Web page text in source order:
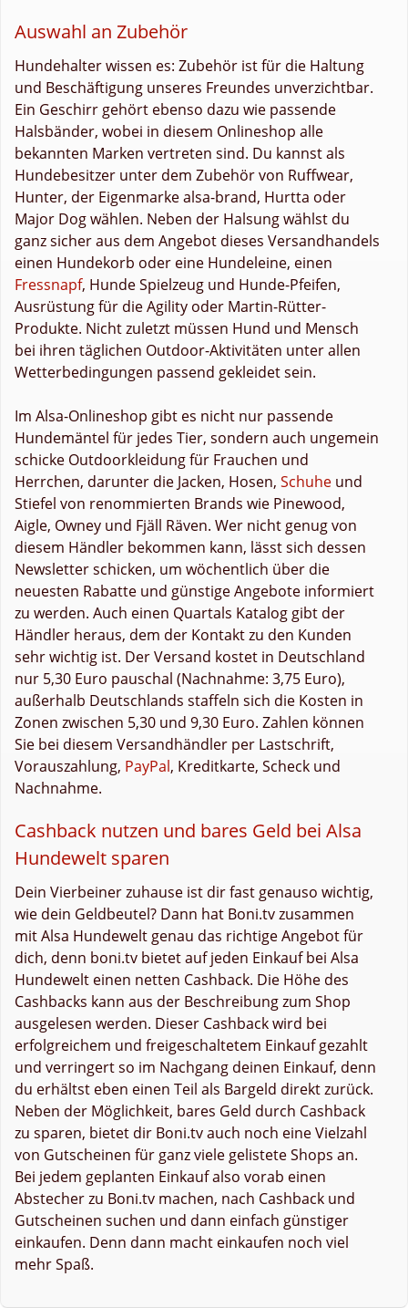
Auswahl an Zubehör
Hundehalter wissen es: Zubehör ist für die Haltung
und Beschäftigung unseres Freundes unverzichtbar.
Ein Geschirr gehört ebenso dazu wie passende
Halsbänder, wobei in diesem Onlineshop alle
bekannten Marken vertreten sind. Du kannst als
Hundebesitzer unter dem Zubehör von Ruffwear,
Hunter, der Eigenmarke alsa-brand, Hurtta oder
Major Dog wählen. Neben der Halsung wählst du
ganz sicher aus dem Angebot dieses Versandhandels
einen Hundekorb oder eine Hundeleine, einen
Fressnapf, Hunde Spielzeug und Hunde-Pfeifen,
Ausrüstung für die Agility oder Martin-Rütter-
Produkte. Nicht zuletzt müssen Hund und Mensch
bei ihren täglichen Outdoor-Aktivitäten unter allen
Wetterbedingungen passend gekleidet sein.
Im Alsa-Onlineshop gibt es nicht nur passende
Hundemäntel für jedes Tier, sondern auch ungemein
schicke Outdoorkleidung für Frauchen und
Herrchen, darunter die Jacken, Hosen, Schuhe und
Stiefel von renommierten Brands wie Pinewood,
Aigle, Owney und Fjäll Räven. Wer nicht genug von
diesem Händler bekommen kann, lässt sich dessen
Newsletter schicken, um wöchentlich über die
neuesten Rabatte und günstige Angebote informiert
zu werden. Auch einen Quartals Katalog gibt der
Händler heraus, dem der Kontakt zu den Kunden
sehr wichtig ist. Der Versand kostet in Deutschland
nur 5,30 Euro pauschal (Nachnahme: 3,75 Euro),
außerhalb Deutschlands staffeln sich die Kosten in
Zonen zwischen 5,30 und 9,30 Euro. Zahlen können
Sie bei diesem Versandhändler per Lastschrift,
Vorauszahlung, PayPal, Kreditkarte, Scheck und
Nachnahme.
Cashback nutzen und bares Geld bei Alsa
Hundewelt sparen
Dein Vierbeiner zuhause ist dir fast genauso wichtig,
wie dein Geldbeutel? Dann hat Boni.tv zusammen
mit Alsa Hundewelt genau das richtige Angebot für
dich, denn boni.tv bietet auf jeden Einkauf bei Alsa
Hundewelt einen netten Cashback. Die Höhe des
Cashbacks kann aus der Beschreibung zum Shop
ausgelesen werden. Dieser Cashback wird bei
erfolgreichem und freigeschaltetem Einkauf gezahlt
und verringert so im Nachgang deinen Einkauf, denn
du erhältst eben einen Teil als Bargeld direkt zurück.
Neben der Möglichkeit, bares Geld durch Cashback
zu sparen, bietet dir Boni.tv auch noch eine Vielzahl
von Gutscheinen für ganz viele gelistete Shops an.
Bei jedem geplanten Einkauf also vorab einen
Abstecher zu Boni.tv machen, nach Cashback und
Gutscheinen suchen und dann einfach günstiger
einkaufen. Denn dann macht einkaufen noch viel
mehr Spaß.